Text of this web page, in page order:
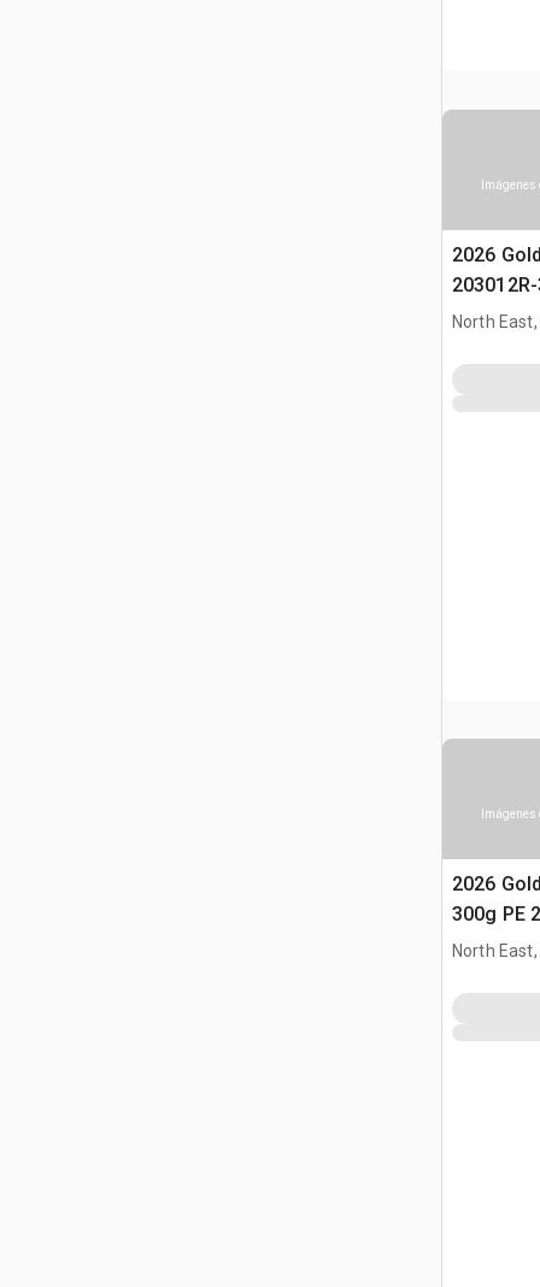
2026
(Unused)
North East,
2026
300g PE
(Unused)
North East,